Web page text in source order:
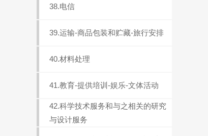
38.电信
39.运输-商品包装和贮藏-旅行安排
40.材料处理
41.教育-提供培训-娱乐-文体活动
42.科学技术服务和与之相关的研究
与设计服务